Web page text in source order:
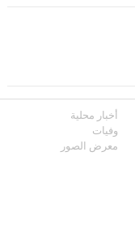
أخبار محلية
وفيات
معرض الصور